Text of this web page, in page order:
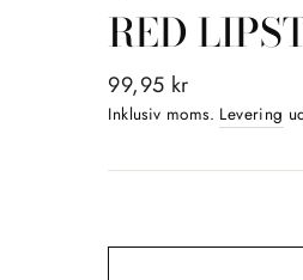
RED
Normalpris
99,95 kr
Inklusiv moms. Levering